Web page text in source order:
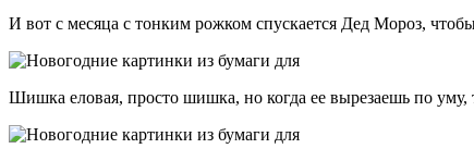
И вот с месяца с тонким рожком спускается Дед Мороз,
Шишка еловая, просто шишка, но когда ее вырезаешь по уму,